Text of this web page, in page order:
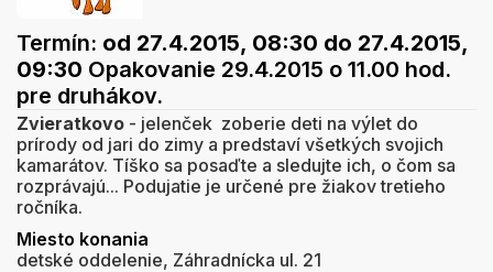
Termín: od 27.4.2015, 08:30 do 27.4.2015,
09:30 Opakovanie 29.4.2015 o 11.00 hod.
pre druhákov.
Zvieratkovo - jelenček zoberie deti na výlet do
prírody od jari do zimy a predstaví všetkých svojich
kamarátov. Tíško sa posaďte a sledujte ich, o čom sa
rozprávajú... Podujatie je určené pre žiakov tretieho
ročníka.
Miesto konania
detské oddelenie, Záhradnícka ul. 21